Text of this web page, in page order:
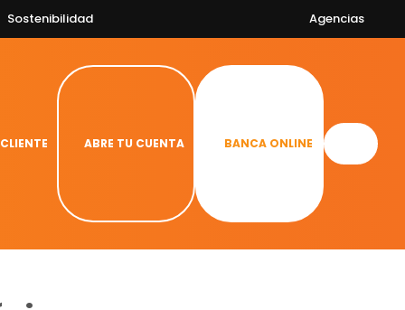
Sostenibilidad Agencias
ABRE TU CUENTA BANCA ONLINE